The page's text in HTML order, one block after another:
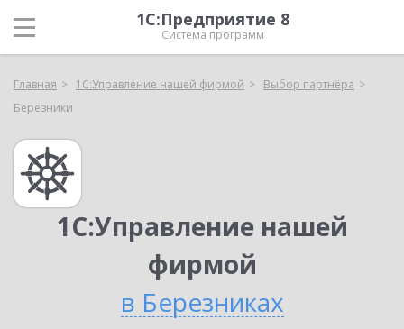
1С:Предприятие 8
Система программ
Главная 1С:Управление нашей фирмой
Выбор партнёра
Березники
1С:Управление нашей
фирмой
в Березниках